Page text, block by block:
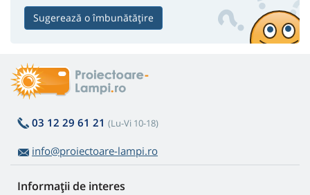
Sugerează o îmbunătățire
03 12 29 61 21 (Lu-Vi 10-18)
info@proiectoare-lampi.ro
Informații de interes